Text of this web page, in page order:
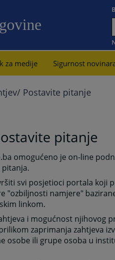
sadržaj
za medije Sigurnost
Postavite pitanje
pitanje
omogućeno je on-line
svi posjetioci portala koji
"ozbiljnosti namjere"
linkom.
i mogućnost njihovog
zaprimanja zahtjeva
osobe ili grupe osoba u